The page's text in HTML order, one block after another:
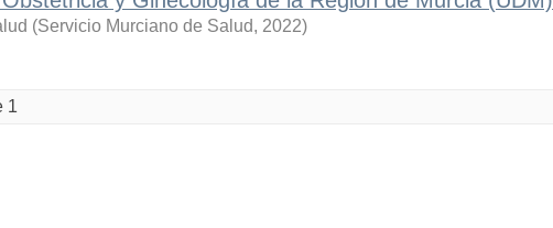
(Servicio Murciano de Salud, 2022)
1